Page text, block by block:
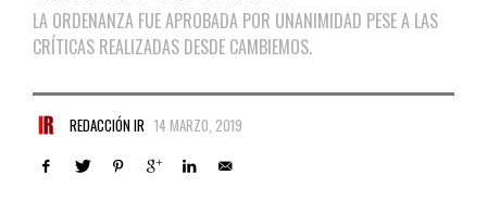
LA ORDENANZA FUE APROBADA POR UNANIMIDAD PESE A LAS
CRÍTICAS REALIZADAS DESDE CAMBIEMOS.
REDACCIÓN IR 14 MARZO, 2019